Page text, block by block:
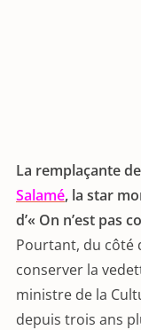
La remplaçante de
Salamé, la star
d’« On n’est pas
Pourtant, du côté
conserver la
ministre de la
depuis trois ans